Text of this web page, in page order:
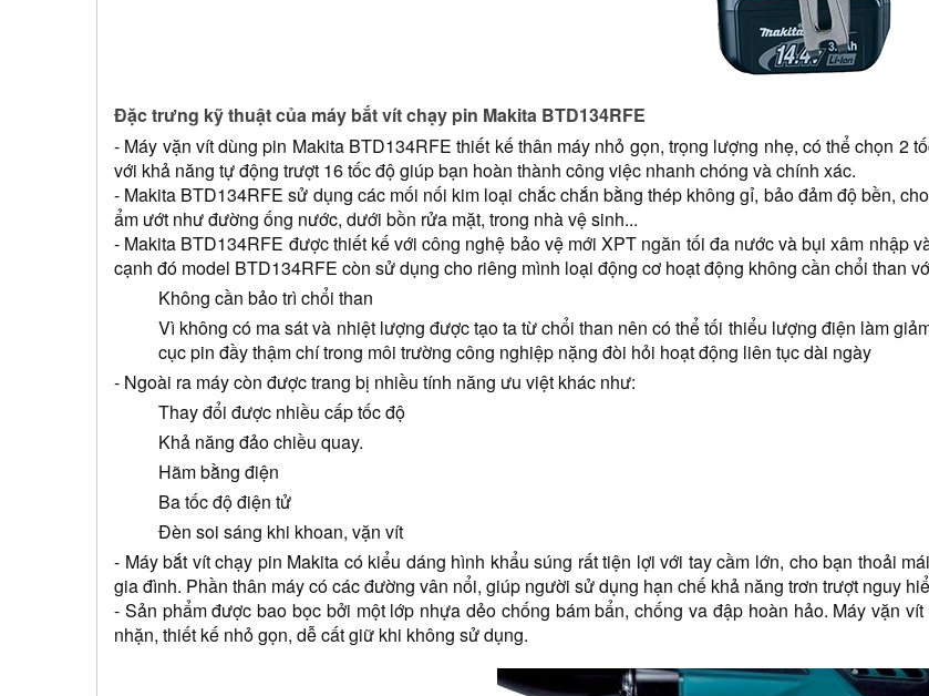
Đặc trưng kỹ thuật của máy bắt vít chạy pin Makita BTD134RFE
- Máy vặn vít dùng pin Makita BTD134RFE thiết kế thân máy nhỏ gọn, trọng lượng nhẹ, có thể chọn 2
với khả năng tự động trượt 16 tốc độ giúp bạn hoàn thành công việc nhanh chóng và chính xác.
- Makita BTD134RFE sử dụng các mối nối kim loại chắc chắn bằng thép không gỉ, bảo đảm độ bền,
ẩm ướt như đường ống nước, dưới bồn rửa mặt, trong nhà vệ sinh...
- Makita BTD134RFE được thiết kế với công nghệ bảo vệ mới XPT ngăn tối đa nước và bụi xâm nhập
cạnh đó model BTD134RFE còn sử dụng cho riêng mình loại động cơ hoạt động không cần chổi than
Không cần bảo trì chổi than
Vì không có ma sát và nhiệt lượng được tạo ta từ chổi than nên có thể tối thiểu lượng điện làm
cục pin đầy thậm chí trong môi trường công nghiệp nặng đòi hỏi hoạt động liên tục dài ngày
- Ngoài ra máy còn được trang bị nhiều tính năng ưu việt khác như:
Thay đổi được nhiều cấp tốc độ
Khả năng đảo chiều quay.
Hãm bằng điện
Ba tốc độ điện tử
Đèn soi sáng khi khoan, vặn vít
- Máy bắt vít chạy pin Makita có kiểu dáng hình khẩu súng rất tiện lợi với tay cầm lớn, cho bạn thoải
gia đình. Phần thân máy có các đường vân nổi, giúp người sử dụng hạn chế khả năng trơn trượt nguy
- Sản phẩm được bao bọc bởi một lớp nhựa dẻo chống bám bẩn, chống va đập hoàn hảo. Máy vặn
nhặn, thiết kế nhỏ gọn, dễ cất giữ khi không sử dụng.